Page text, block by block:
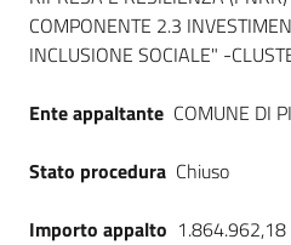
COMPONENTE 2.3
INCLUSIONE SOCIALE" -
Ente appaltante COMUNE DI
Stato procedura Chiuso
Importo appalto